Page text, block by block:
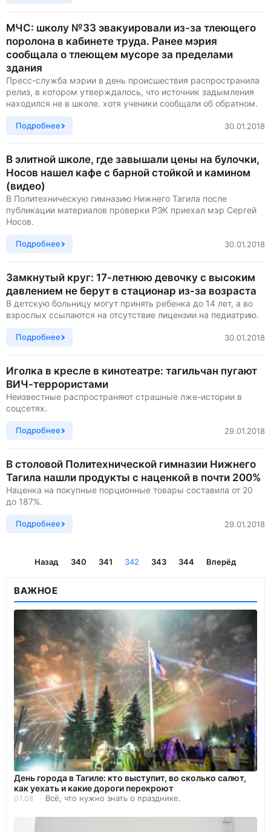
МЧС: школу №33 эвакуировали из-за тлеющего
поролона в кабинете труда. Ранее мэрия
сообщала о тлеющем мусоре за пределами
здания
Пресс-служба мэрии в день происшествия распространила
релиз, в котором утверждалось, что источник задымления
находился не в школе. хотя ученики сообщали об обратном.
Подробнее 30.01.2018
В элитной школе, где завышали цены на булочки,
Носов нашел кафе с барной стойкой и камином
(видео)
В Политехническую гимназию Нижнего Тагила после
публикации материалов проверки РЭК приехал мэр Сергей
Носов.
Подробнее 30.01.2018
Замкнутый круг: 17-летнюю девочку с высоким
давлением не берут в стационар из-за возраста
В детскую больницу могут принять ребенка до 14 лет, а во
взрослых ссылаются на отсутствие лицензии на педиатрию.
Подробнее 30.01.2018
Иголка в кресле в кинотеатре: тагильчан пугают
ВИЧ-террористами
Неизвестные распространяют страшные лже-истории в
соцсетях.
Подробнее 29.01.2018
В столовой Политехнической гимназии Нижнего
Тагила нашли продукты с наценкой в почти 200%
Наценка на покупные порционные товары составила от 20
до 187%.
Подробнее 29.01.2018
Назад 340 341 342 343 344 Вперёд
ВАЖНОЕ
День города в Тагиле: кто выступит, во сколько салют,
как уехать и какие дороги перекроют
07.08 Всё, что нужно знать о празднике.